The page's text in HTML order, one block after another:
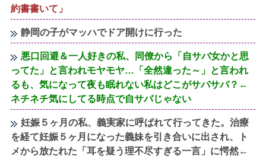
約書書いて」
静岡の子がマッハでドア開けに行った
悪口回避＆一人好きの私、同僚から「自サバ女かと思
ってた」と言われモヤモヤ…「全然違った～」と言われ
るも、気になって夜も眠れない私はどこがサバサバ？←
ネチネチ気にしてる時点で自サバじゃない
妊娠５ヶ月の私、義実家に呼ばれて行ってきた。治療
を経て妊娠５ヶ月になった義妹を引き合いに出され、ト
メから放たれた「耳を疑う理不尽すぎる一言」に愕然←